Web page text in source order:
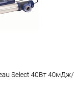
В наличии
Select 40Вт 40мДж/